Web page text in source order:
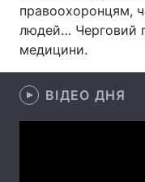
Україна
Економіка
Спорт
правоохоронцям,
людей… Черговий
медицини.
ВІДЕО ДНЯ